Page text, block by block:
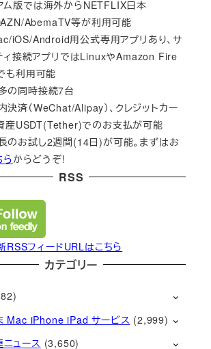
ム版では海外からNETFLIX日本
AbemaTV等が利用可能
iOS/Android用公式専用アプリあり、サ
ィ接続アプリではLinuxやAmazon Fire
も利用可能
の同時接続7台
決済（WeChat/Alipay）、クレジットカー
産USDT(Tether)でのお支払が可能
のお試し2週間(14日)が可能。まずはお
らからどうぞ!
RSS
RSSフィードURLはこちら
カテゴリー
Mac iPhone iPad サービス (2,999)
ュース (3,650)